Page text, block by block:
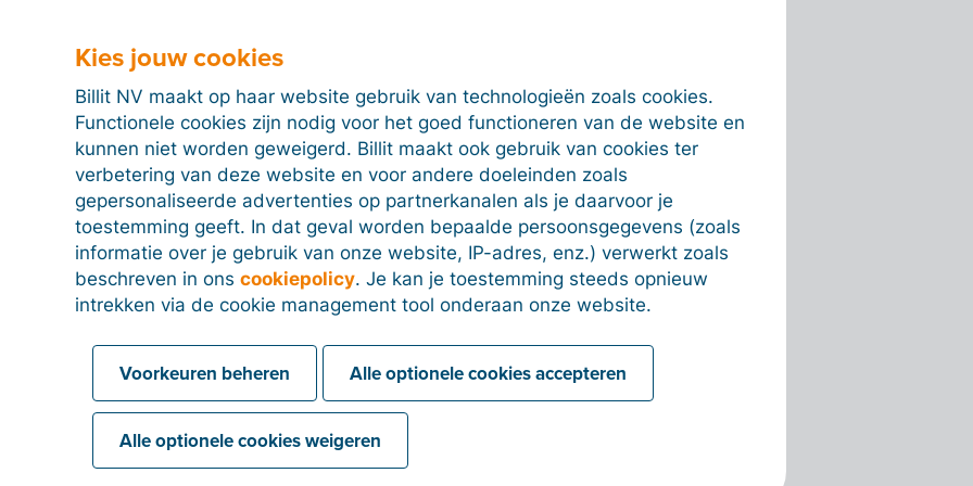
Kies jouw cookies
Billit NV maakt op haar website gebruik van technologieën zoals cookies.
Functionele cookies zijn nodig voor het goed functioneren van de website en
kunnen niet worden geweigerd. Billit maakt ook gebruik van cookies ter
verbetering van deze website en voor andere doeleinden zoals
gepersonaliseerde advertenties op partnerkanalen als je daarvoor je
toestemming geeft. In dat geval worden bepaalde persoonsgegevens (zoals
informatie over je gebruik van onze website, IP-adres, enz.) verwerkt zoals
beschreven in onscookiepolicy. Je kan je toestemming steeds opnieuw
intrekken via de cookie management tool onderaan onze website.
Voorkeuren beheren Alle optionele cookies accepteren
Alle optionele cookies weigeren